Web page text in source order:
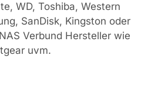
WD, Toshiba, Western
SanDisk, Kingston oder
Verbund Hersteller wie
uvm.